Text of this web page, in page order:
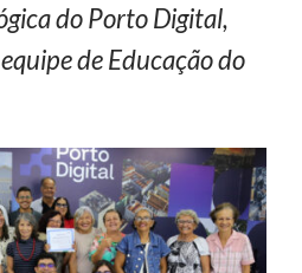
do Porto Digital,
de Educação do